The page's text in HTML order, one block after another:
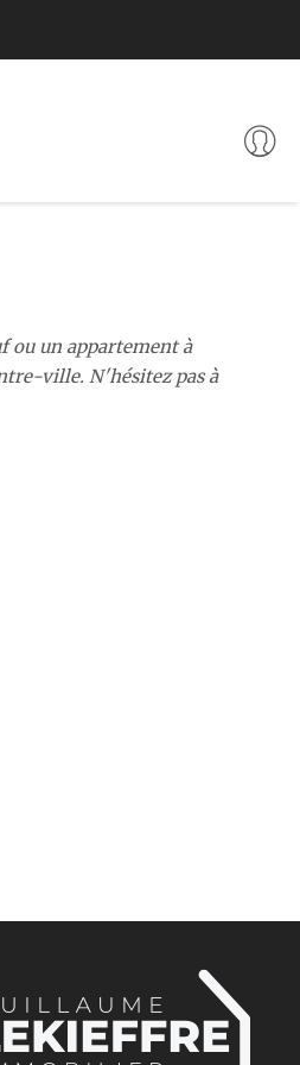
ou un appartement à
ville. N'hésitez pas à